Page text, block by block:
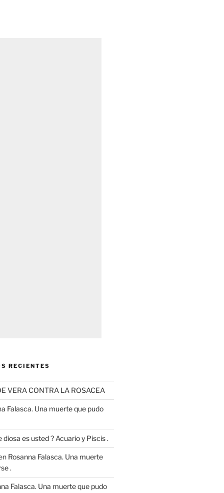
RECIENTES
VERA CONTRA LA ROSACEA
Falasca. Una muerte que pudo
diosa es usted ? Acuario y Piscis .
Rosanna Falasca. Una muerte
.
Falasca. Una muerte que pudo